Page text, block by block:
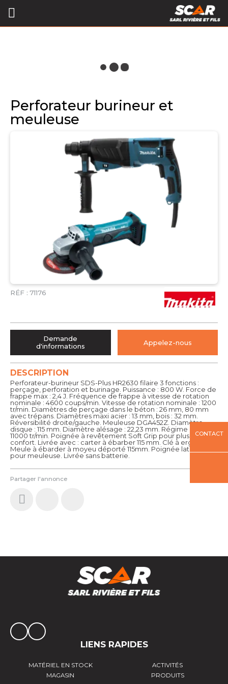
Perforateur burineur et
meuleuse
RÉF : 71176
Partager l'annonce
DESCRIPTION
Perforateur-burineur SDS-Plus HR2630 filaire 3 fonctions :
perçage, perforation et burinage. Puissance : 800 W. Force de
frappe max : 2,4 J. Fréquence de frappe à vitesse de rotation
nominale : 4600 coups/min. Vitesse de rotation nominale : 1200
tr/min. Diamètres de perçage dans le béton : 26 mm, 80 mm
avec trépans. Diamètres maxi acier : 13 mm, bois : 32 mm.
Réversibilité droite/gauche. Meuleuse DGA452Z. Diamètre
disque : 115 mm. Diamètre alésage : 22,23 mm. Régime à vide :
11000 tr/min. Poignée à revêtement Soft Grip pour plus de
confort. Livrée avec : carter à ébarber 115 mm. Clé à ergots.
Meule à ébarder à moyeu déporté 115mm. Poignée latérale
pour meuleuse. Livrée sans batterie.
Demande
d'informations
Appelez-nous
CONTACT
LIENS RAPIDES
MATÉRIEL EN STOCK
ACTIVITÉS
MAGASIN
PRODUITS